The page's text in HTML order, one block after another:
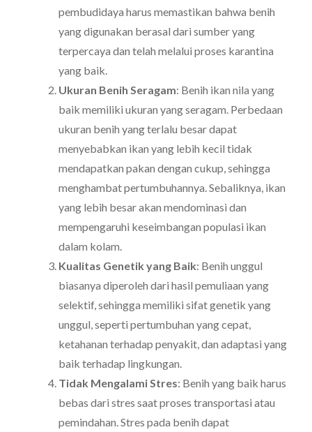
pembudidaya harus memastikan bahwa benih
yang digunakan berasal dari sumber yang
terpercaya dan telah melalui proses karantina
yang baik.
Ukuran Benih Seragam: Benih ikan nila yang
baik memiliki ukuran yang seragam. Perbedaan
ukuran benih yang terlalu besar dapat
menyebabkan ikan yang lebih kecil tidak
mendapatkan pakan dengan cukup, sehingga
menghambat pertumbuhannya. Sebaliknya, ikan
yang lebih besar akan mendominasi dan
mempengaruhi keseimbangan populasi ikan
dalam kolam.
Kualitas Genetik yang Baik: Benih unggul
biasanya diperoleh dari hasil pemuliaan yang
selektif, sehingga memiliki sifat genetik yang
unggul, seperti pertumbuhan yang cepat,
ketahanan terhadap penyakit, dan adaptasi yang
baik terhadap lingkungan.
Tidak Mengalami Stres: Benih yang baik harus
bebas dari stres saat proses transportasi atau
pemindahan. Stres pada benih dapat